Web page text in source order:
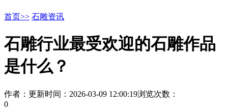
首页>> 石雕资讯
石雕行业最受欢迎的石雕作品
是什么？
作者： 更新时间：2026-03-09 12:00:19浏览次数：
0